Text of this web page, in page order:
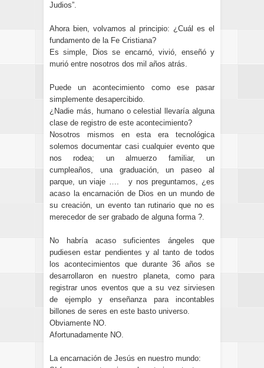
Judios”.
Ahora bien, volvamos al principio: ¿Cuál es el
fundamento de la Fe Cristiana?
Es simple, Dios se encarnó, vivió, enseñó y
murió entre nosotros dos mil años atrás.
Puede un acontecimiento como ese pasar
simplemente desapercibido.
¿Nadie más, humano o celestial llevaría alguna
clase de registro de este acontecimiento?
Nosotros mismos en esta era tecnológica
solemos documentar casi cualquier evento que
nos rodea; un almuerzo familiar, un
cumpleaños, una graduación, un paseo al
parque, un viaje …. y nos preguntamos, ¿es
acaso la encarnación de Dios en un mundo de
su creación, un evento tan rutinario que no es
merecedor de ser grabado de alguna forma ?.
No habría acaso suficientes ángeles que
pudiesen estar pendientes y al tanto de todos
los acontecimientos que durante 36 años se
desarrollaron en nuestro planeta, como para
registrar unos eventos que a su vez sirviesen
de ejemplo y enseñanza para incontables
billones de seres en este basto universo.
Obviamente NO.
Afortunadamente NO.
La encarnación de Jesús en nuestro mundo: